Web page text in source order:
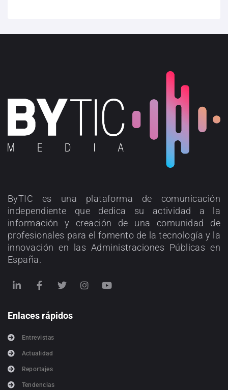
ByTIC es una plataforma de comunicación
independiente que dedica su actividad a la
información y creación de una comunidad de
profesionales para el fomento de la tecnología y la
innovación en las Administraciones Públicas en
España.
Enlaces rápidos
Entrevistas
Actualidad
Reportajes
Tendencias